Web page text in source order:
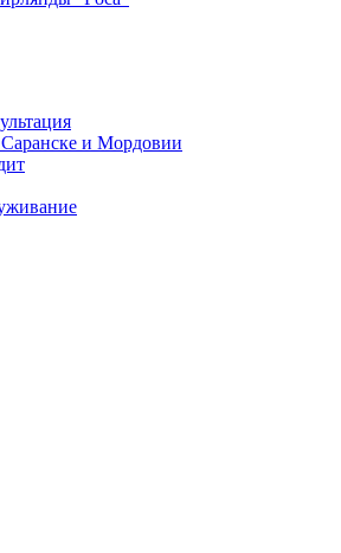
Саранске и Мордовии